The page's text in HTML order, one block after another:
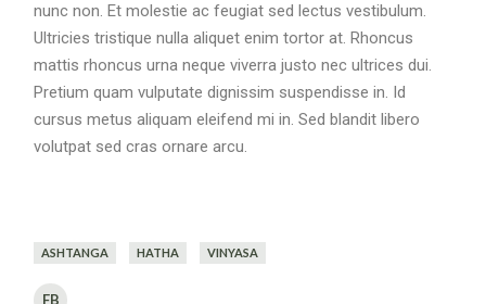
nunc non. Et molestie ac feugiat sed lectus vestibulum.
Ultricies tristique nulla aliquet enim tortor at. Rhoncus
mattis rhoncus urna neque viverra justo nec ultrices dui.
Pretium quam vulputate dignissim suspendisse in. Id
cursus metus aliquam eleifend mi in. Sed blandit libero
volutpat sed cras ornare arcu.
ASHTANGA HATHA VINYASA
FB